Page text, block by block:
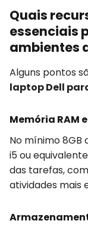
Quais
essenciais
ambientes
Alguns pontos
laptop Dell
Memória RAM
No mínimo 8GB
i5 ou
das tarefas,
atividades mais